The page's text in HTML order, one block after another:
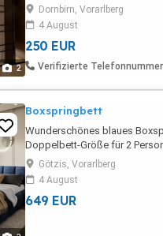
2
Selbstabholung in Dornbirn
Dornbirn, Vorarlberg
4 August
250 EUR
Verifizierte Telefonnummer
Boxspringbett
Wunderschönes blaues
Doppelbett-Größe für 2
Bezug besteht aus blauem
Maße betragen 200 cm x 200
aufgrund des Bed-Styles und
eventuell etwas größer.
Götzis, Vorarlberg
4 August
649 EUR